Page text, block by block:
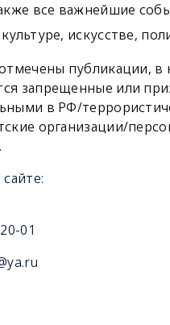
все важнейшие
искусстве,
публикации, в
запрещенные или
в РФ/
организации/
01